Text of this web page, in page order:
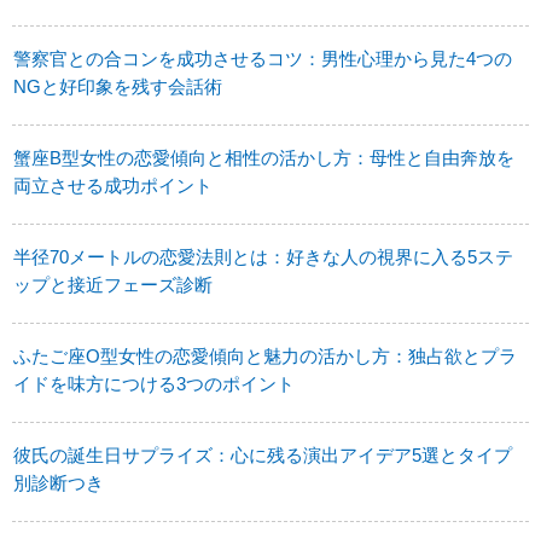
警察官との合コンを成功させるコツ：男性心理から見た4つの
NGと好印象を残す会話術
蟹座B型女性の恋愛傾向と相性の活かし方：母性と自由奔放を
両立させる成功ポイント
半径70メートルの恋愛法則とは：好きな人の視界に入る5ステ
ップと接近フェーズ診断
ふたご座O型女性の恋愛傾向と魅力の活かし方：独占欲とプラ
イドを味方につける3つのポイント
彼氏の誕生日サプライズ：心に残る演出アイデア5選とタイプ
別診断つき